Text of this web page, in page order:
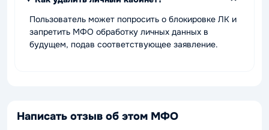
Пользователь может попросить о блокировке ЛК и
запретить МФО обработку личных данных в
будущем, подав соответствующее заявление.
Написать отзыв об этом МФО